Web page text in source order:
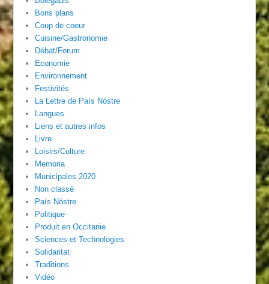
Bons plans
Coup de coeur
Cuisine/Gastronomie
Débat/Forum
Economie
Environnement
Festivités
La Lettre de País Nòstre
Langues
Liens et autres infos
Livre
Loisirs/Culture
Memoria
Municipales 2020
Non classé
País Nòstre
Politique
Produit en Occitanie
Sciences et Technologies
Solidaritat
Traditions
Vidéo